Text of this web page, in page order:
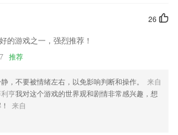
具
的介绍，如果您喜欢这款软件，您可以到应用
26
的游戏之一，强烈推荐！
推荐
静，不要被情绪左右，以免影响判断和操作。
来自
亨我对这个游戏的世界观和剧情非常感兴趣，想
来自